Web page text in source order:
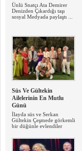
Ünlü Snatçı Ata Demirer
Denizden Çıkardığı taşı
sosyal Medyada paylaştı ...
Süs Ve Gültekin
Ailelerinin En Mutlu
Günü
İlayda süs ve Serkan
Gültekin Çeşmede görkemli
bir düğünle evlendiler